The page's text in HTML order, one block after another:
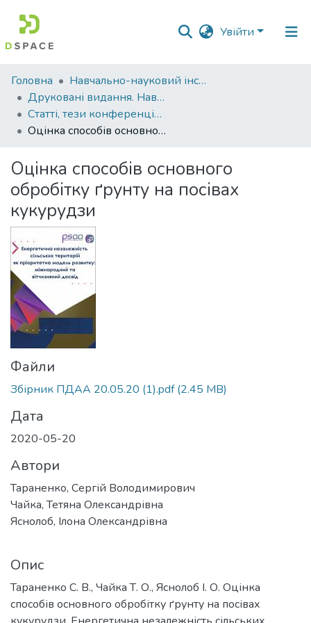
Увійти
Фонди
та
зібрання
Пошук за критеріями
Статистика
Головна
Навчально-науковий інститут агротехнологій, селекції та екології
Друковані видання. Навчально-науковий інститут агротехнологій, селекції та екології
Статті, тези конференцій. Навчально-науковий інститут агротехнологій, селекції та екології
Оцінка способів основного обробітку ґрунту на посівах кукурудзи
Оцінка способів основного
обробітку ґрунту на посівах
кукурудзи
Файли
Збірник ПДАА 20.05.20 (1).pdf(2.45 MB)
Дата
2020-05-20
Автори
Тараненко, Сергій Володимирович
Чайка, Тетяна Олександрівна
Яснолоб, Ілона Олександрівна
Опис
Тараненко С. В., Чайка Т. О., Яснолоб І. О. Оцінка
способів основного обробітку ґрунту на посівах